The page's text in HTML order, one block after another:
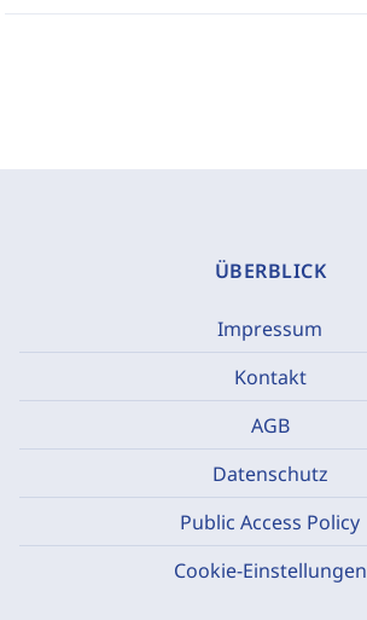
ÜBERBLICK
Impressum
Kontakt
AGB
Datenschutz
Public Access Policy
Cookie-Einstellungen